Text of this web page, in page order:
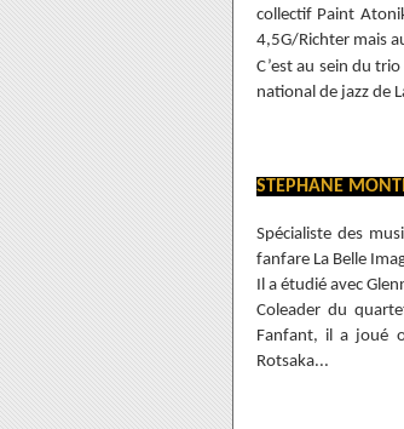
collectif Paint
4,5G/Richter mais
C’est au sein du
national de jazz de
STEPHANE
Spécialiste des
fanfare La Belle
Il a étudié avec
Coleader du
Fanfant, il a joué
Rotsaka...